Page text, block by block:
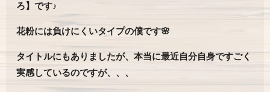
ろ】です♪
花粉には負けにくいタイプの僕です🌸
タイトルにもありましたが、本当に最近自分自身ですごく
実感しているのですが、、、